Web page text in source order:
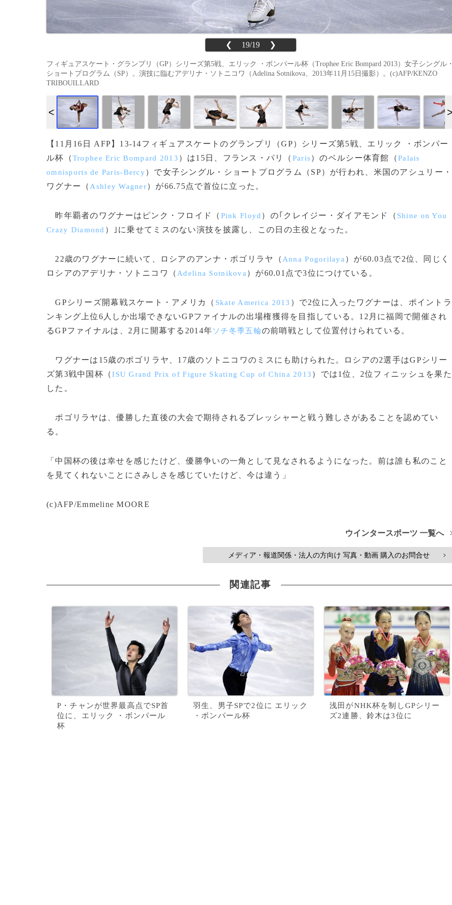
❮ 19/19 ❯
フィギュアスケート・グランプリ（GP）シリーズ第5戦、エリック ・ボンパール杯（Trophee Eric Bompard 2013）女子シングル
ショートプログラム（SP）。演技に臨むアデリナ・ソトニコワ（Adelina Sotnikova、2013年11月15日撮影）。(c)AFP/KENZO
TRIBOUILLARD
【11月16日 AFP】13-14フィギュアスケートのグランプリ（GP）シリーズ第5戦、エリック ・ボンパー
ル杯（Trophee Eric Bompard 2013 ）は15日、フランス・パリ（ Paris）のベルシー体育館（Palais
omnisports de Paris-Bercy）で女子シングル・ショートプログラム（SP）が行われ、米国のアシュリー・
ワグナー（ Ashley Wagner）が66.75点で首位に立った。
昨年覇者のワグナーはピンク・フロイド（ Pink Floyd ）の｢クレイジー・ダイアモンド（ Shine on You
Crazy Diamond ）｣に乗せてミスのない演技を披露し、この日の主役となった。
22歳のワグナーに続いて、ロシアのアンナ・ポゴリラヤ（ Anna Pogorilaya ）が60.03点で2位、同じく
ロシアのアデリナ・ソトニコワ（ Adelina Sotnikova ）が60.01点で3位につけている。
GPシリーズ開幕戦スケート・アメリカ（ Skate America 2013 ）で2位に入ったワグナーは、ポイントラ
ンキング上位6人しか出場できないGPファイナルの出場権獲得を目指している。12月に福岡で開催され
るGPファイナルは、2月に開幕する2014年ソチ冬季五輪の前哨戦として位置付けられている。
ワグナーは15歳のポゴリラヤ、17歳のソトニコワのミスにも助けられた。ロシアの2選手はGPシリー
ズ第3戦中国杯（ISU Grand Prix of Figure Skating Cup of China 2013 ）では1位、2位フィニッシュを果た
した。
ポゴリラヤは、優勝した直後の大会で期待されるプレッシャーと戦う難しさがあることを認めてい
る。
「中国杯の後は幸せを感じたけど、優勝争いの一角として見なされるようになった。前は誰も私のこと
を見てくれないことにさみしさを感じていたけど、今は違う」
(c)AFP/Emmeline MOORE
ウインタースポーツ 一覧へ
メディア・報道関係・法人の方向け 写真・動画 購入のお問合せ >
関連記事
P・チャンが世界最高点でSP首
位に、エリック ・ボンパール
杯
羽生、男子SPで2位に エリック
・ボンパール杯
浅田がNHK杯を制しGPシリー
ズ2連勝、鈴木は3位に